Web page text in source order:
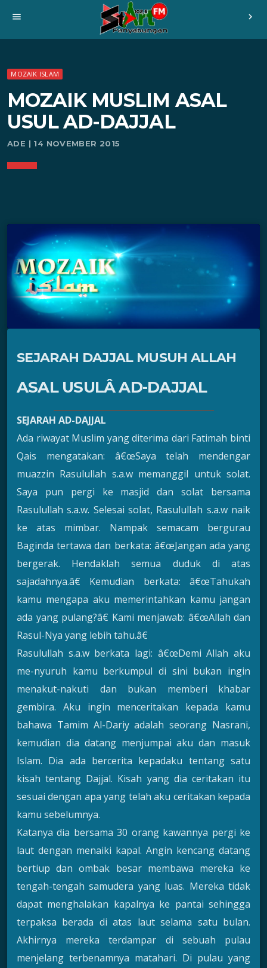
menu chevron_right
MOZAIK ISLAM
MOZAIK MUSLIM ASAL
USUL AD-DAJJAL
ADE | 14 NOVEMBER 2015
SEJARAH DAJJAL MUSUH ALLAH
ASAL USULÂ AD-DAJJAL
SEJARAH AD-DAJJAL
Ada riwayat Muslim yang diterima dari Fatimah binti
Qais mengatakan: â€œSaya telah mendengar
muazzin Rasulullah s.a.w memanggil untuk solat.
Saya pun pergi ke masjid dan solat bersama
Rasulullah s.a.w. Selesai solat, Rasulullah s.a.w naik
ke atas mimbar. Nampak semacam bergurau
Baginda tertawa dan berkata: â€œJangan ada yang
bergerak. Hendaklah semua duduk di atas
sajadahnya.â€ Kemudian berkata: â€œTahukah
kamu mengapa aku memerintahkan kamu jangan
ada yang pulang?â€ Kami menjawab: â€œAllah dan
Rasul-Nya yang lebih tahu.â€
Rasulullah s.a.w berkata lagi: â€œDemi Allah aku
me-nyuruh kamu berkumpul di sini bukan ingin
menakut-nakuti dan bukan memberi khabar
gembira. Aku ingin menceritakan kepada kamu
bahawa Tamim Al-Dariy adalah seorang Nasrani,
kemudian dia datang menjumpai aku dan masuk
Islam. Dia ada bercerita kepadaku tentang satu
kisah tentang Dajjal. Kisah yang dia ceritakan itu
sesuai dengan apa yang telah aku ceritakan kepada
kamu sebelumnya.
Katanya dia bersama 30 orang kawannya pergi ke
laut dengan menaiki kapal. Angin kencang datang
bertiup dan ombak besar membawa mereka ke
tengah-tengah samudera yang luas. Mereka tidak
dapat menghalakan kapalnya ke pantai sehingga
terpaksa berada di atas laut selama satu bulan.
Akhirnya mereka terdampar di sebuah pulau
menjelang terbenamnya matahari. Di pulau yang